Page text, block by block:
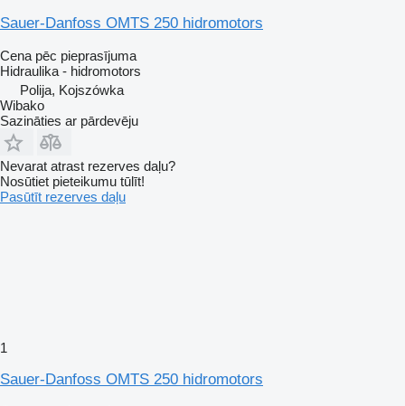
Sauer-Danfoss OMTS 250 hidromotors
Cena pēc pieprasījuma
Hidraulika - hidromotors
Polija, Kojszówka
Wibako
Sazināties ar pārdevēju
Nevarat atrast rezerves daļu?
Nosūtiet pieteikumu tūlīt!
Pasūtīt rezerves daļu
1
Sauer-Danfoss OMTS 250 hidromotors